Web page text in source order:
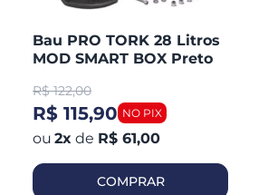
Bau PRO TORK 28 Litros
MOD SMART BOX Preto
R$ 122,00
R$ 115,90
2x de R$ 61,00
COMPRAR